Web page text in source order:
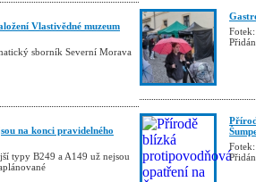
Vlastivědné muzeum
sborník Severní Morava
na konci pravidelného
typy B249 a A149 už nejsou